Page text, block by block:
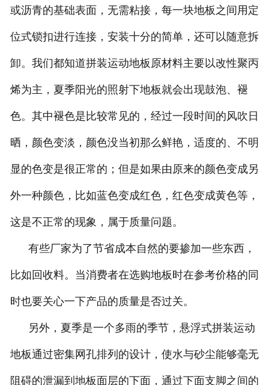
或沥青的基础表面，无需粘接，每一块地板之间用定
位式锁扣进行连接，安装十分的简单，还可以随意拆
卸。我们都知道拼装运动地板原材料主要以改性聚丙
烯为主，夏季阳光的照射下地板就会出现鼓泡、褪
色。其中褪色是比较常见的，经过一段时间的风吹日
晒，颜色变淡，颜色没当初那么鲜艳，适度的、不明
显的色变是很正常的；但是如果由原来的颜色变成另
外一种颜色，比如蓝色变成红色，红色变成黄色等，
这是不正常的现象，属于质量问题。
有些厂家为了节省成本自然的要掺加一些东西，
比如回收料。当消费者在选购地板时在参考价格的同
时也要关心一下产品的质量是否过关。
另外，夏季是一个多雨的季节，悬浮式拼装运动
地板通过密集网孔排列的设计，使水与砂尘能够毫无
阻碍的泄漏到地板面层的下面，通过下面支脚之间的